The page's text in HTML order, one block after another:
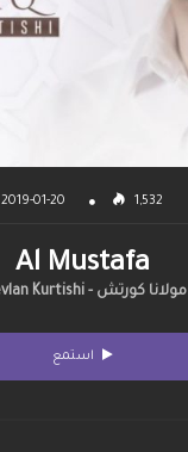
1,532
2019-01-20
Al Mustafa
مولانا كورتش - Mevlan Kurtishi
استمع